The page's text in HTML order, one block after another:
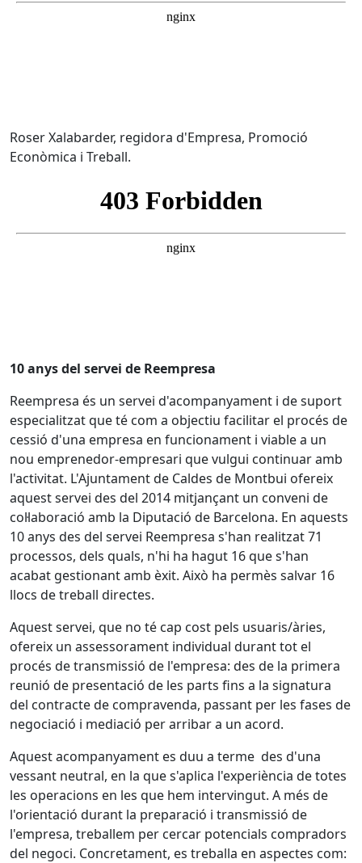
Roser Xalabarder, regidora d'Empresa, Promoció
Econòmica i Treball.
10 anys del servei de Reempresa
Reempresa és un servei d'acompanyament i de suport
especialitzat que té com a objectiu facilitar el procés de
cessió d'una empresa en funcionament i viable a un
nou emprenedor-empresari que vulgui continuar amb
l'activitat. L'Ajuntament de Caldes de Montbui ofereix
aquest servei des del 2014 mitjançant un conveni de
col·laboració amb la Diputació de Barcelona. En aquests
10 anys des del servei Reempresa s'han realitzat 71
processos, dels quals, n'hi ha hagut 16 que s'han
acabat gestionant amb èxit. Això ha permès salvar 16
llocs de treball directes.
Aquest servei, que no té cap cost pels usuaris/àries,
ofereix un assessorament individual durant tot el
procés de transmissió de l'empresa: des de la primera
reunió de presentació de les parts fins a la signatura
del contracte de compravenda, passant per les fases de
negociació i mediació per arribar a un acord.
Aquest acompanyament es duu a terme des d'una
vessant neutral, en la que s'aplica l'experiència de totes
les operacions en les que hem intervingut. A més de
l'orientació durant la preparació i transmissió de
l'empresa, treballem per cercar potencials compradors
del negoci. Concretament, es treballa en aspectes com: